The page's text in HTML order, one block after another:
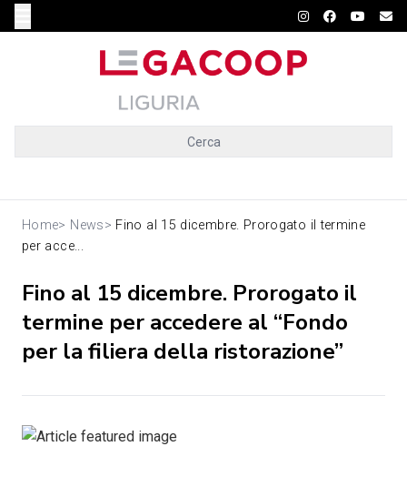
Cerca
Home> News> Fino al 15 dicembre. Prorogato il termine
per acce...
Fino al 15 dicembre. Prorogato il
termine per accedere al “Fondo
per la filiera della ristorazione”